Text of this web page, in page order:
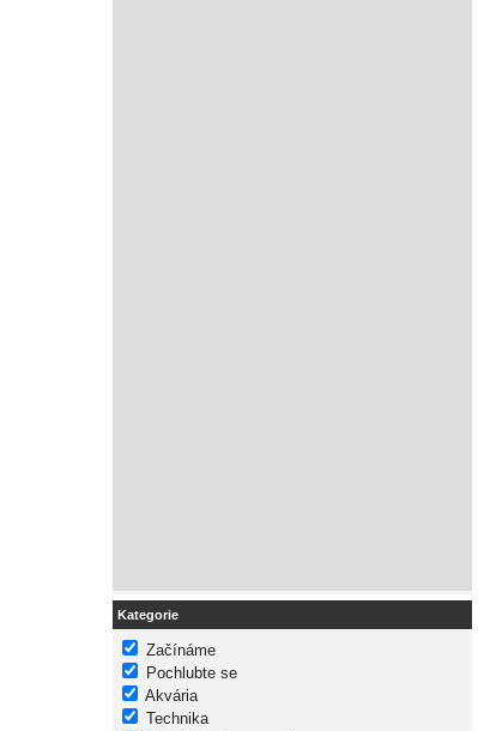
Kategorie
Začínáme
Pochlubte se
Akvária
Technika